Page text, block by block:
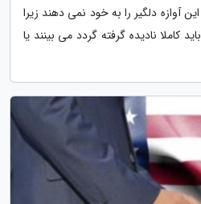
دلگیر را به خود نمی دهند زیرا
کاملا نادیده گرفته گردد می بینند یا